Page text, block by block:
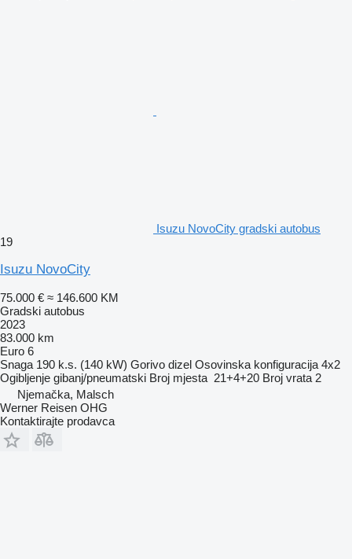
Isuzu NovoCity gradski autobus
19
Isuzu NovoCity
75.000 € ≈ 146.600 KM
Gradski autobus
2023
83.000 km
Euro 6
Snaga 190 k.s. (140 kW) Gorivo dizel Osovinska konfiguracija 4x2
Ogibljenje gibanj/pneumatski Broj mjesta 21+4+20 Broj vrata 2
Njemačka, Malsch
Werner Reisen OHG
Kontaktirajte prodavca